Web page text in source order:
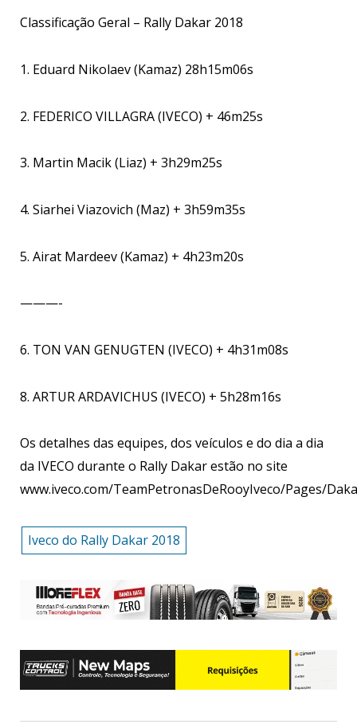
Classificação Geral – Rally Dakar 2018
1. Eduard Nikolaev (Kamaz) 28h15m06s
2. FEDERICO VILLAGRA (IVECO) + 46m25s
3. Martin Macik (Liaz) + 3h29m25s
4. Siarhei Viazovich (Maz) + 3h59m35s
5. Airat Mardeev (Kamaz) + 4h23m20s
———-
6. TON VAN GENUGTEN (IVECO) + 4h31m08s
8. ARTUR ARDAVICHUS (IVECO) + 5h28m16s
Os detalhes das equipes, dos veículos e do dia a dia
da IVECO durante o Rally Dakar estão no site
www.iveco.com/TeamPetronasDeRooyIveco/Pages/
Iveco do Rally Dakar 2018